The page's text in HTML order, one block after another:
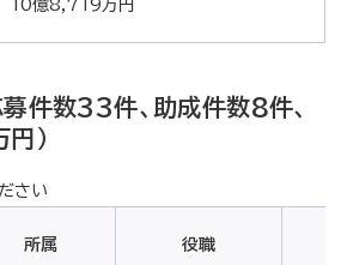
10億8,719万円
募件数33件、助成件数8件、
）
さい
所属 役職